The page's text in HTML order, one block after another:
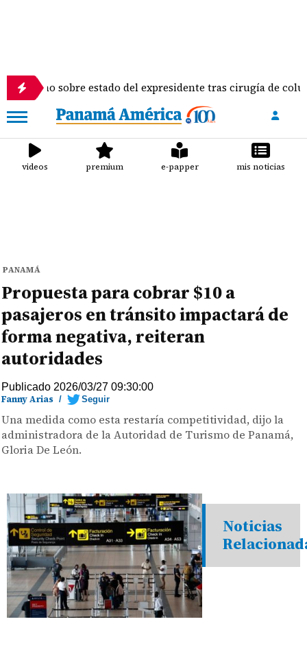
estado del expresidente tras cirugía de columna
videos premium e-papper mis noticias
PANAMÁ
Propuesta para cobrar $10 a
pasajeros en tránsito impactará de
forma negativa, reiteran
autoridades
Publicado 2026/03/27 09:30:00
Fanny Arias / Seguir
Una medida como esta restaría competitividad, dijo la
administradora de la Autoridad de Turismo de Panamá,
Gloria De León.
Noticias